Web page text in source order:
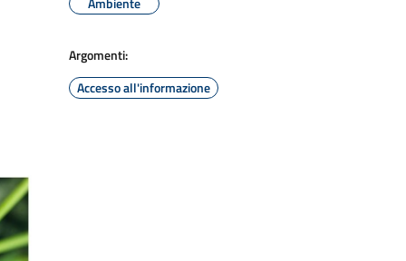
Argomenti:
Accesso all'informazione